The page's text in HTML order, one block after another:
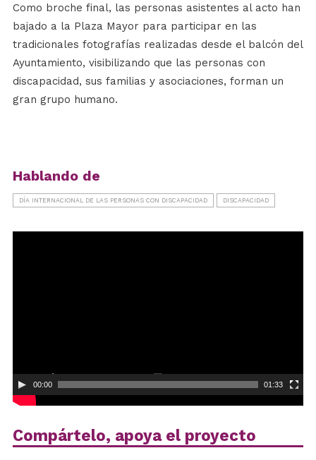
Como broche final, las personas asistentes al acto han
bajado a la Plaza Mayor para participar en las
tradicionales fotografías realizadas desde el balcón del
Ayuntamiento, visibilizando que las personas con
discapacidad, sus familias y asociaciones, forman un
gran grupo humano.
Hablando de
DÍA INTERNACIONAL DE LAS PERSONAS CON DISCAPACIDAD DISCAPACIDAD
00:00 01:33
Compártelo, apoya el proyecto